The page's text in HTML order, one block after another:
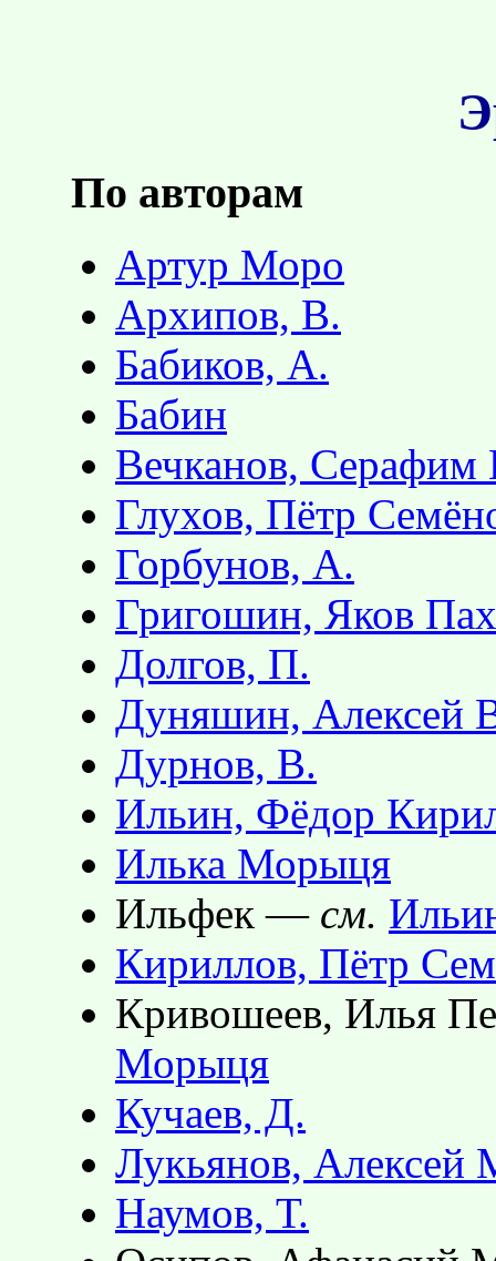
По авторам
Артур Моро
Архипов, В.
Бабиков, А.
Бабин
Вечканов, Серафим
Глухов, Пётр
Горбунов, А.
Григошин, Яков
Долгов, П.
Дуняшин, Алексей
Дурнов, В.
Ильин, Фёдор
Илька Морыця
Ильфек — см.
Кириллов, Пётр
Кривошеев, Илья
Морыця
Кучаев, Д.
Лукьянов, Алексей
Наумов, Т.